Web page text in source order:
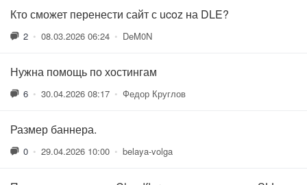
Кто сможет перенести сайт с ucoz на DLE?
2 • 08.03.2026 06:24 • DeM0N
Нужна помощь по хостингам
6 • 30.04.2026 08:17 • Федор Круглов
Размер баннера.
0 • 29.04.2026 10:00 • belaya-volga